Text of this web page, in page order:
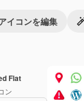
Flat
ン
イコンを編集